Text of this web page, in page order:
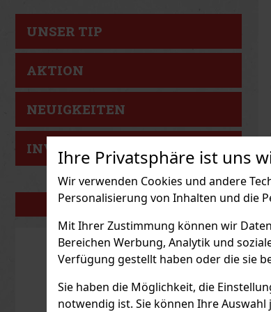
Ihre Privatsphäre ist uns
Wir verwenden Cookies und andere
Personalisierung von Inhalten und die
Mit Ihrer Zustimmung können wir
Bereichen Werbung, Analytik und
Verfügung gestellt haben oder die sie
Sie haben die Möglichkeit, die
notwendig ist. Sie können Ihre
UNSER TIP
AKTION
NEUIGKEITEN
INVESTITIONSTIP
UNSERE MARKEN